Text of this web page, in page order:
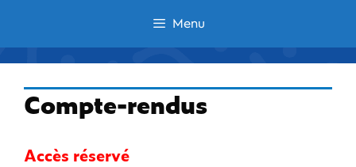
contenu
Menu
Compte-rendus
Accès réservé